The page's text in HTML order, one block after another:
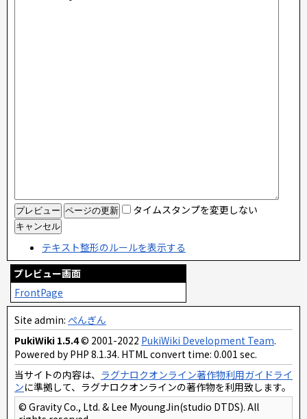
タイムスタンプを変更しない
テキスト整形のルールを表示する
プレビュー画面
FrontPage
Site admin: ぺんぎん
PukiWiki 1.5.4© 2001-2022 PukiWiki Development Team.
Powered by PHP 8.1.34. HTML convert time: 0.001 sec.
当サイトの内容は、 ラグナロクオンライン著作物利用ガイドライ
ンに準拠して、ラグナロクオンラインの著作物を利用致します。
© Gravity Co., Ltd. & Lee MyoungJin(studio DTDS). All